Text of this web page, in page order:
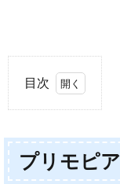
目次
1.
モピ
アッ
トっ
プリモピ